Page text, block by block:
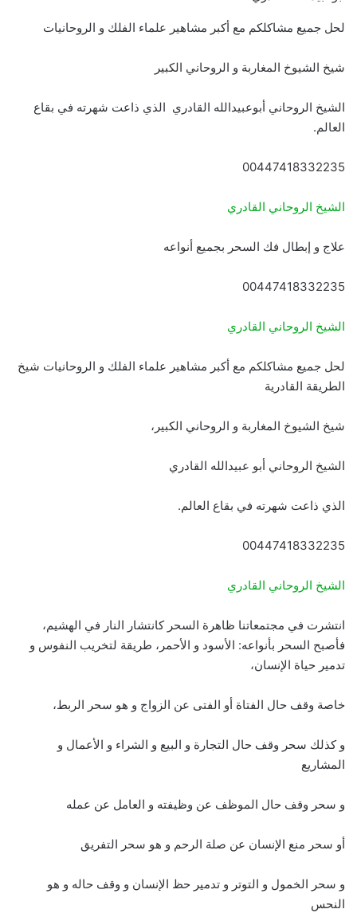
لحل جميع مشاكلكم مع أكبر مشاهير علماء الفلك و الروحانيات
شيخ الشيوخ المغاربة و الروحاني الكبير
الشيخ الروحاني أبوعبيدالله القادري الذي ذاعت شهرته في بقاع
العالم.
00447418332235
الشيخ الروحاني القادري
علاج و إبطال فك السحر بجميع أنواعه
00447418332235
الشيخ الروحاني القادري
لحل جميع مشاكلكم مع أكبر مشاهير علماء الفلك و الروحانيات شيخ
الطريقة القادرية
شيخ الشيوخ المغاربة و الروحاني الكبير،
الشيخ الروحاني أبو عبيدالله القادري
الذي ذاعت شهرته في بقاع العالم.
00447418332235
الشيخ الروحاني القادري
انتشرت في مجتمعاتنا ظاهرة السحر كانتشار النار في الهشيم،
فأصبح السحر بأنواعه: الأسود و الأحمر، طريقة لتخريب النفوس و
تدمير حياة الإنسان،
خاصة وقف حال الفتاة أو الفتى عن الزواج و هو سحر الربط،
و كذلك سحر وقف حال التجارة و البيع و الشراء و الأعمال و
المشاريع
و سحر وقف حال الموظف عن وظيفته و العامل عن عمله
أو سحر منع الإنسان عن صلة الرحم و هو سحر التفريق
و سحر الخمول و التوتر و تدمير حظ الإنسان و وقف حاله و هو
النحس